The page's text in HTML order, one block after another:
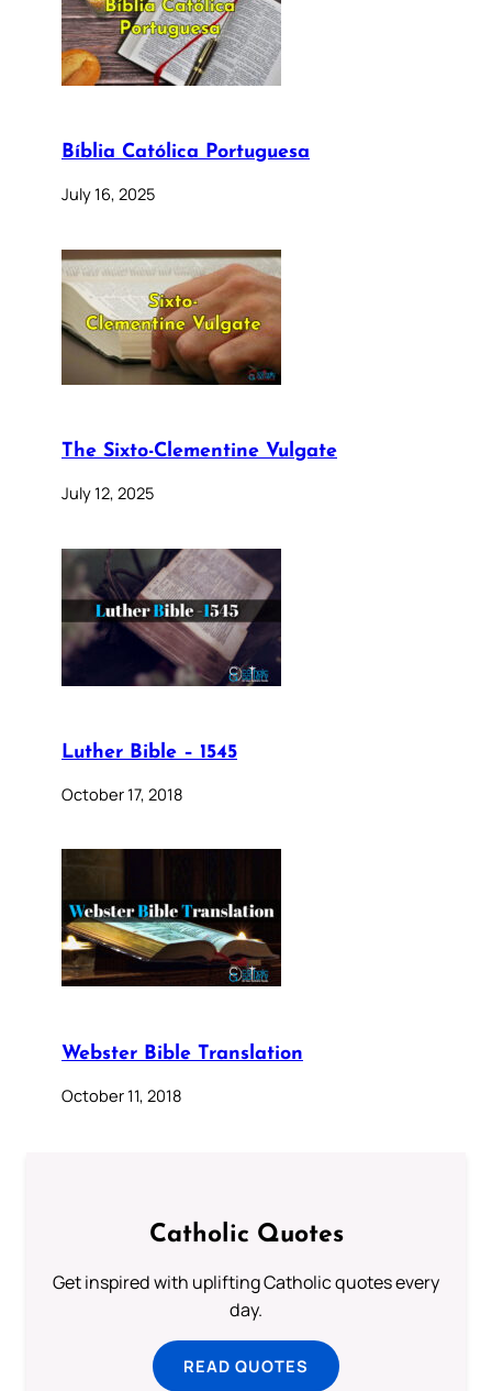
Bíblia Católica Portuguesa
July 16, 2025
The Sixto-Clementine Vulgate
July 12, 2025
Luther Bible – 1545
October 17, 2018
Webster Bible Translation
October 11, 2018
Catholic Quotes
Get inspired with uplifting Catholic quotes every
day.
READ QUOTES